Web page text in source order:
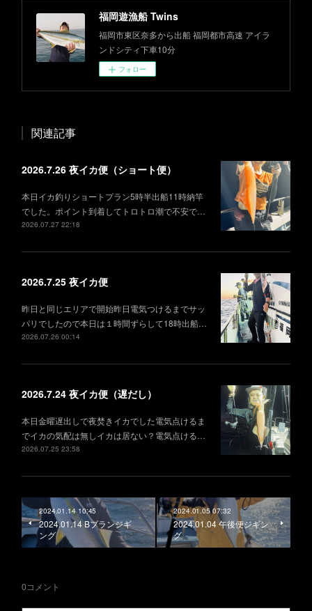
福岡遊漁船 Twins
福岡市東区奈多から出船 福岡都市高速 アイラ
ンドシティ下車10分
フォロー
関連記事
2026.7.26 夜イカ便（ショート便）
本日イカ釣りショートプラン5時半出船11時納竿
でした。ポイント到着してトロトロ潮で不安で…
2026.07.27 22:18
2026.7.25 夜イカ便
昨日と同じエリアで開始昨日電気つけるまでサッ
パリでしたので本日は１時間ずらして18時出船…
2026.07.26 00:14
2026.7.24 夜イカ便（遅だし）
本日金曜遅出しで夜焚きイカでした電気点けるま
でイカの気配は無しイカは居ない？電気点ける…
2026.07.25 23:58
2024.01.14 10:45
2024.01.14 Bプランジギ
ング
2024.01.05 07:32
2024.01.04 午後便ジギン
グ
0コメント